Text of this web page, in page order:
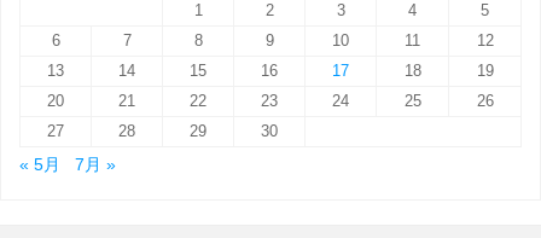
1
2 3 4
5
6
7 8 9 10 11
12
13
14 15 16 17 18
19
20
21 22 23 24 25
26
27
28 29
30
« 5月
7月 »